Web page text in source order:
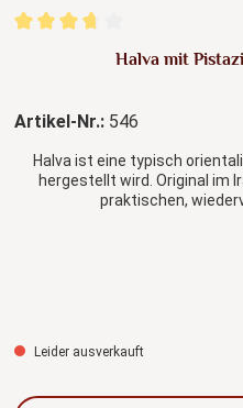
Durchschnittliche Bewertung
Halva mit
Artikel-Nr.: 546
Halva ist eine typisch
hergestellt wird. Original im
praktischen,
Leider ausverkauft